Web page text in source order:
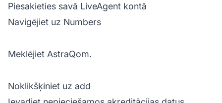
Piesakieties savā LiveAgent kontā
Navigējiet uz Numbers
Meklējiet AstraQom.
Noklikšķiniet uz add